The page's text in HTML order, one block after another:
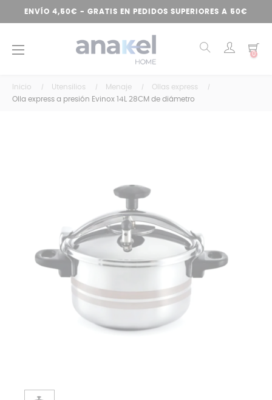
ENVÍO 4,50€ - GRATIS EN PEDIDOS SUPERIORES A 50€
Navegación
☰ 0
Inicio Utensilios Menaje
Ollas express
Olla express a presión Evinox 14L 28CM de diámetro